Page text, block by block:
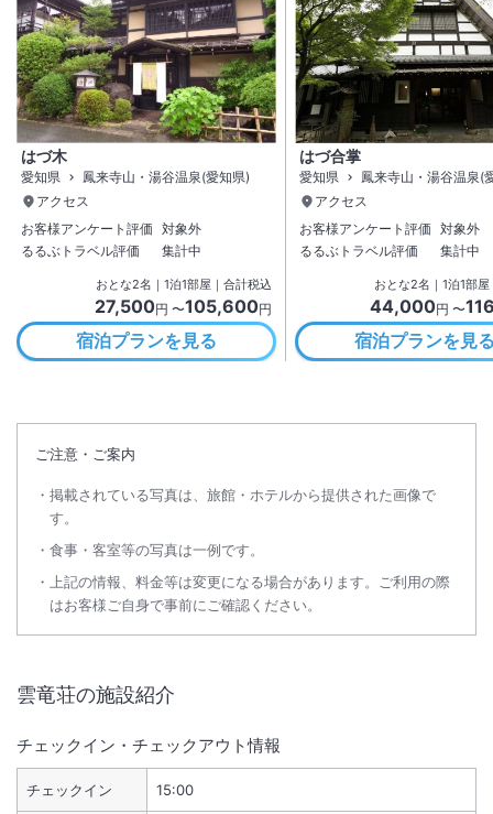
はづ木
愛知県
鳳来寺山・湯谷温泉(愛知県)
アクセス
お客様アンケート評価 対象外
るるぶトラベル評価
集計中
おとな2名 ｜ 1泊1部屋｜合計税込
27,500円 〜105,600円
宿泊プランを見る
はづ合掌
愛知県
鳳来寺山・湯谷温泉(
アクセス
お客様アンケート評価 対象外
るるぶトラベル評価
集計中
おとな2名 ｜ 1泊1部屋
44,000円 〜
宿泊プランを見
ご注意・ご案内
掲載されている写真は、旅館・ホテルから提供された画像で
す。
食事・客室等の写真は一例です。
上記の情報、料金等は変更になる場合があります。ご利用の際
はお客様ご自身で事前にご確認ください。
雲竜荘の施設紹介
チェックイン・チェックアウト情報
チェックイン 15:00